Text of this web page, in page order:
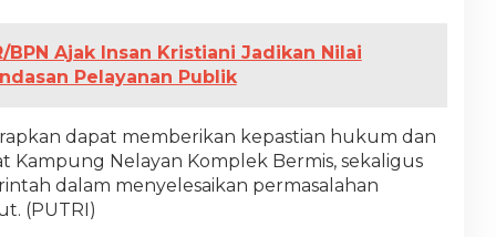
BPN Ajak Insan Kristiani Jadikan Nilai
Pelayanan Publik
dapat memberikan kepastian hukum dan
Kampung Nelayan Komplek Bermis, sekaligus
dalam menyelesaikan permasalahan
(PUTRI)